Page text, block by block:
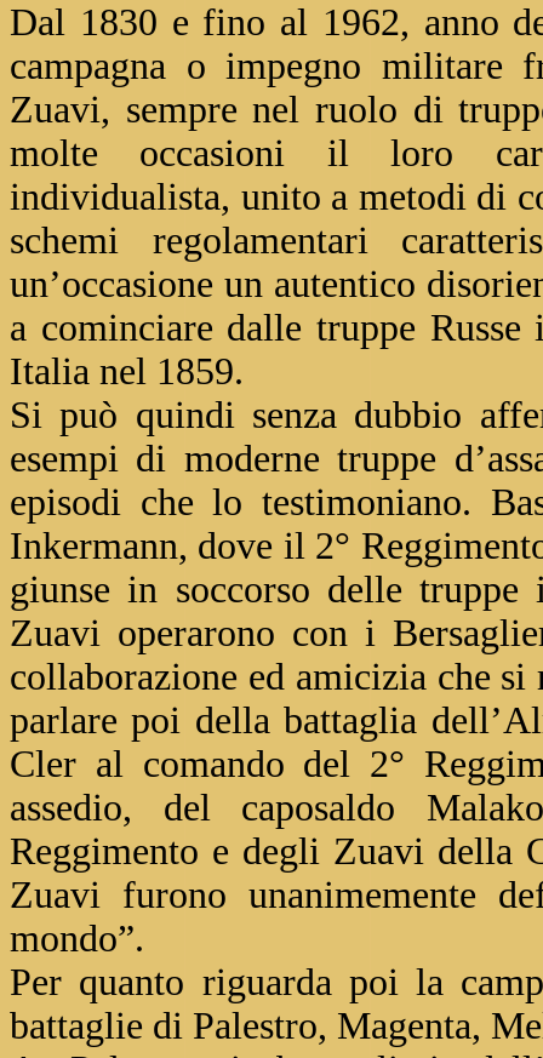
Dal 1830 e fino al 1962, anno
campagna o impegno militare
Zuavi, sempre nel ruolo di
molte occasioni il loro
individualista, unito a metodi di
schemi regolamentari
un’occasione un autentico
a cominciare dalle truppe
Italia nel 1859.
Si può quindi senza dubbio
esempi di moderne truppe
episodi che lo testimoniano.
Inkermann, dove il 2°
giunse in soccorso delle
Zuavi operarono con i
collaborazione ed amicizia che
parlare poi della battaglia
Cler al comando del 2°
assedio, del caposaldo
Reggimento e degli Zuavi della
Zuavi furono unanimemente
mondo”.
Per quanto riguarda poi la
battaglie di Palestro, Magenta,